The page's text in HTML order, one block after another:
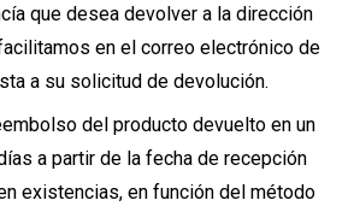
que desea devolver a la dirección
en el correo electrónico de
a su solicitud de devolución.
del producto devuelto en un
a partir de la fecha de recepción
existencias, en función del método